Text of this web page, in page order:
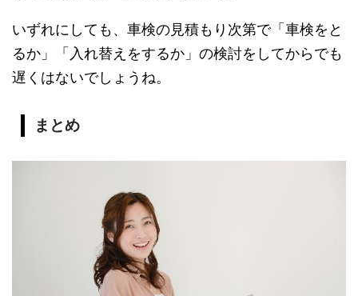
いずれにしても、車検の見積もり次第で「車検をと
るか」「入れ替えをするか」の検討をしてからでも
遅くはないでしょうね。
まとめ